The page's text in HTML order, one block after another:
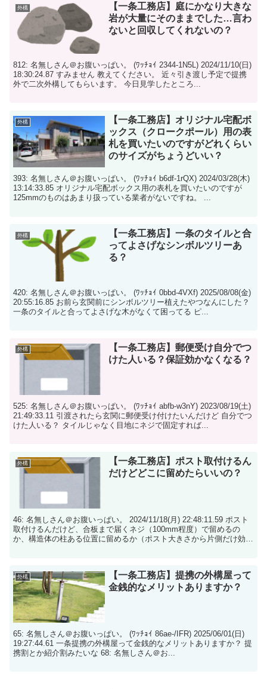
外構
【一条工務店】庭にかなり大きな
岩が大量にそのままでした…言わ
ないと回収してくれないの？
812: 名無しさん＠お腹いっぱい。 (ﾜｯﾁｮｲ 2344-1N5L) 2024/11/10(日)
18:30:24.87 すみません 教えてください。 近々引き渡し予定で提携
外で二次外構してもらいます。 今日見学したところ...
外構
【一条工務店】オリジナル宅配ボ
ックス（クロークポール）用の表
札を買いたいのですがどれくらい
のサイズがちょうどいい？
393: 名無しさん＠お腹いっぱい。 (ﾜｯﾁｮｲ b6df-1rQX) 2024/03/28(木)
13:14:33.85 オリジナル宅配ボックス用の表札を買いたいのですが
125mmのものはあまり扱っている業者がないですね。 ...
外構
【一条工務店】一条のタイルと合
ってよさげなシンボルツリーあ
る？
420: 名無しさん＠お腹いっぱい。 (ﾜｯﾁｮｲ 0bbd-4VXf) 2025/08/08(金)
20:55:16.85 お前ら玄関前にシンボルツリー植えたやつなんにした？
一条のタイルと合ってよさげな木がなくて困ってる ピ...
外構
【一条工務店】郵便受け自分でつ
けた人いる？保証効かなくなる？
525: 名無しさん＠お腹いっぱい。 (ﾜｯﾁｮｲ abfb-w3nY) 2023/08/19(土)
21:49:33.11 引渡されたら玄関に郵便受け付けたいんだけど 自分でつ
けた人いる？ タイルじゃなく目地にネジで固定すれば...
外構
【一条工務店】ポスト取付けるん
だけどどこに留めたらいいの？
46: 名無しさん＠お腹いっぱい。 2024/11/18(月) 22:48:11.59 ポスト
取付けるんだけど、合板まで届くネジ（100mm程度）で留めるの
か、構造体の柱ある位置に留めるか（ポスト大きさから片側だけ効く
外構
【一条工務店】提携の外構屋って
金銭的なメリットありますか？
65: 名無しさん＠お腹いっぱい。 (ﾜｯﾁｮｲ 86ae-/IFR) 2025/06/01(日)
19:27:44.61 一条提携の外構屋って金銭的なメリットありますか？ 提
携割とか紹介割みたいな 68: 名無しさん＠お...